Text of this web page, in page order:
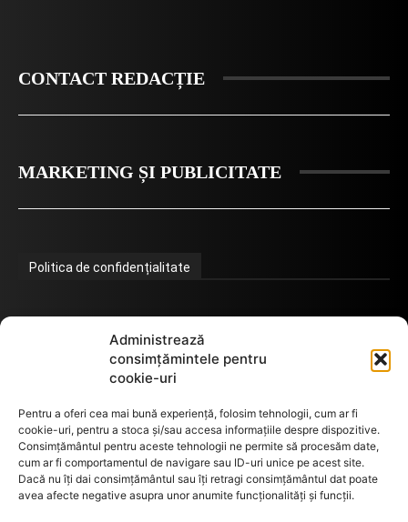
Administrează
consimțămintele pentru
cookie-uri
Pentru a oferi cea mai bună experiență, folosim tehnologii, cum ar fi
cookie-uri, pentru a stoca și/sau accesa informațiile despre dispozitive.
Consimțământul pentru aceste tehnologii ne permite să procesăm date,
cum ar fi comportamentul de navigare sau ID-uri unice pe acest site.
Dacă nu îți dai consimțământul sau îți retragi consimțământul dat poate
avea afecte negative asupra unor anumite funcționalități și funcții.
CONTACT REDACȚIE
MARKETING ȘI PUBLICITATE
Politica de confidențialitate
Termeni de utilizare
GDPR